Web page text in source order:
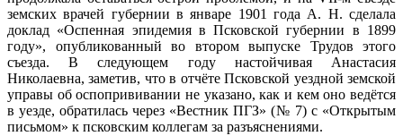
земских врачей губернии в январе 1901 года А. Н. сделала
доклад «Оспенная эпидемия в Псковской губернии в 1899
году», опубликованный во втором выпуске Трудов этого
съезда. В следующем году настойчивая Анастасия
Николаевна, заметив, что в отчёте Псковской уездной земской
управы об оспопрививании не указано, как и кем оно ведётся
в уезде, обратилась через «Вестник ПГЗ» (№ 7) с «Открытым
письмом» к псковским коллегам за разъяснениями.